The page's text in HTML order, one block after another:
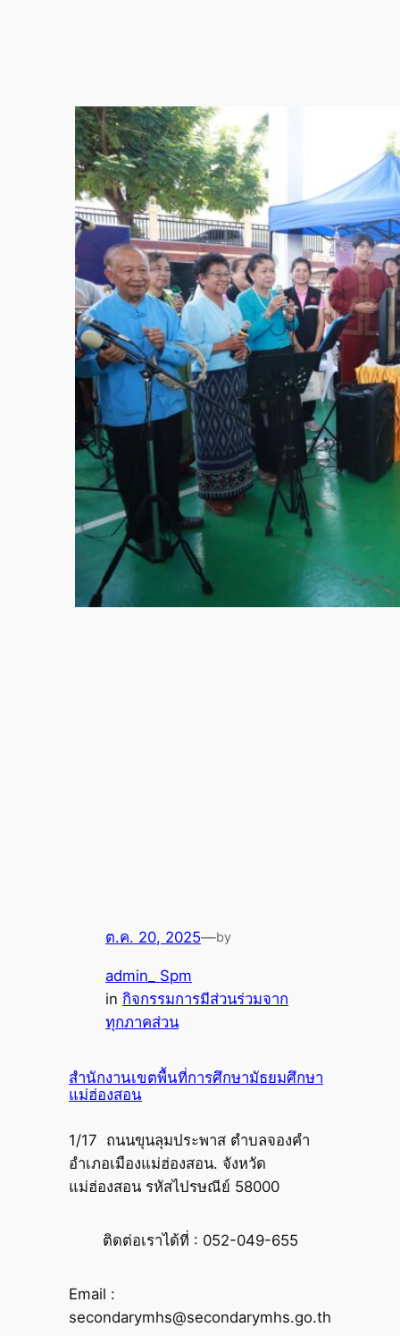
ต.ค. 20, 2025—by
admin_ Spm
in กิจกรรมการมีส่วนร่วมจาก
ทุกภาคส่วน
สำนักงานเขตพื้นที่การศึกษามัธยมศึกษา
แม่ฮ่องสอน
1/17 ถนนขุนลุมประพาส ตำบลจองคำ
อำเภอเมืองแม่ฮ่องสอน. จังหวัด
แม่ฮ่องสอน รหัสไปรษณีย์ 58000
ติดต่อเราได้ที่ : 052-049-655
Email :
secondarymhs@secondarymhs.go.th